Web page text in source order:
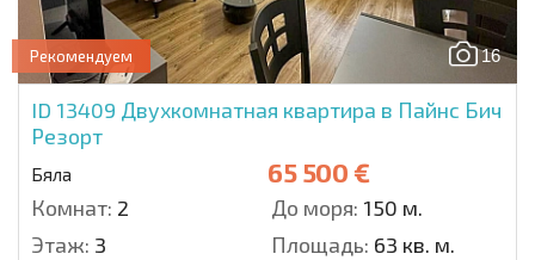
16
Рекомендуем
ID 13409 Двухкомнатная квартира в Пайнс Бич
Резорт
Бяла 65 500 €
Комнат: 2 До моря: 150 м.
Этаж: 3 Площадь: 63 кв. м.